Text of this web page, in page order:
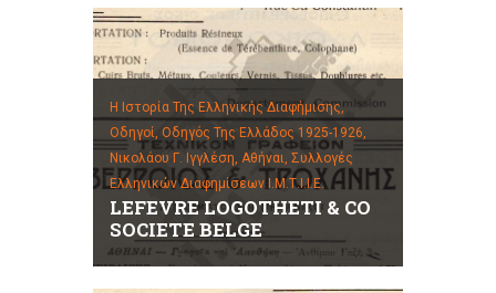
Η Ιστορία Της Ελληνικής Διαφήμισης,
Οδηγοί, Οδηγός Της Ελλάδος 1925-1926,
Νικολάου Γ. Ιγγλέση, Αθήναι, Συλλογές
Ελληνικών Διαφημίσεων Ι.Μ.Τ.Ι.Ι.Ε.
LEFEVRE LOGOTHETI & CO
SOCIETE BELGE